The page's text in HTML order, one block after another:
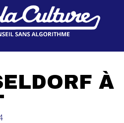
À